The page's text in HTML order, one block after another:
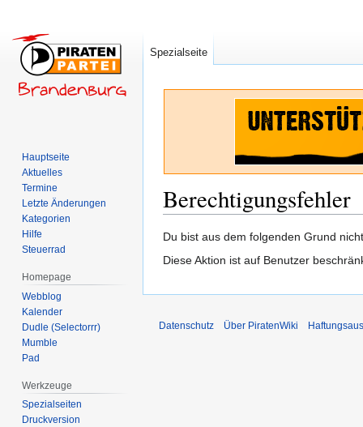
Berechtigungsfehler
Zur
Navigation
Zur
Suche
Du bist aus dem folgenden Grund
Diese Aktion ist auf Benutzer
Spezialseite
Hauptseite
Aktuelles
Termine
Letzte Änderungen
Kategorien
Hilfe
Steuerrad
Homepage
Webblog
Kalender
Dudle (Selectorrr)
Mumble
Pad
Werkzeuge
Spezialseiten
Druckversion
Datenschutz Über PiratenWiki